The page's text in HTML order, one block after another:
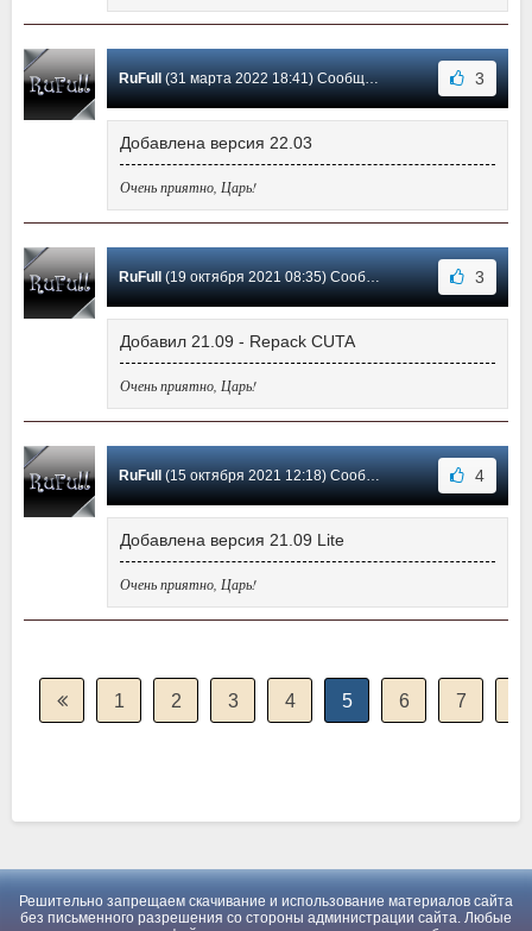
RuFull (31 марта 2022 18:41) Сообщение #385 3
Добавлена версия 22.03
Очень приятно, Царь!
RuFull (19 октября 2021 08:35) Сообщение #384 3
Добавил 21.09 - Repack CUTA
Очень приятно, Царь!
RuFull (15 октября 2021 12:18) Сообщение #383 4
Добавлена версия 21.09 Lite
Очень приятно, Царь!
1 2 3 4 5 6 7
Решительно запрещаем скачивание и использование материалов сайта
без письменного разрешения со стороны администрации сайта. Любые